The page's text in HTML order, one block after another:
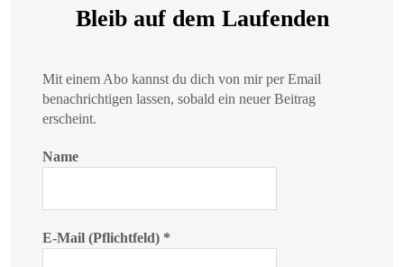
Bleib auf dem Laufenden
Mit einem Abo kannst du dich von mir per Email
benachrichtigen lassen, sobald ein neuer Beitrag
erscheint.
Name
E-Mail (Pflichtfeld) *